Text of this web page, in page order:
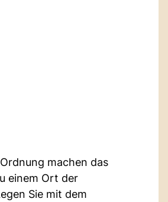
machen das
einem Ort der
Sie mit dem